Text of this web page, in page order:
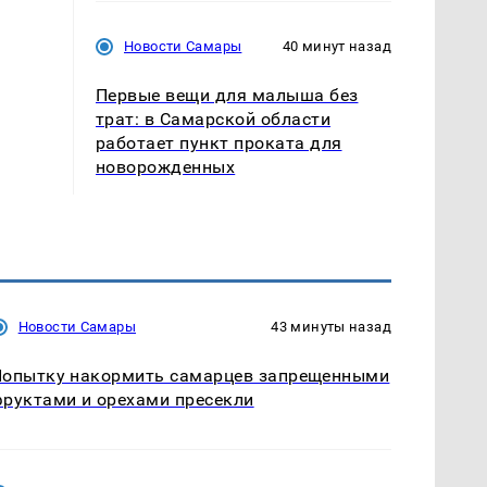
Новости Самары 40 минут назад
Первые вещи для малыша без
трат: в Самарской области
работает пункт проката для
новорожденных
Новости Самары 43 минуты назад
накормить самарцев запрещенными
и орехами пресекли